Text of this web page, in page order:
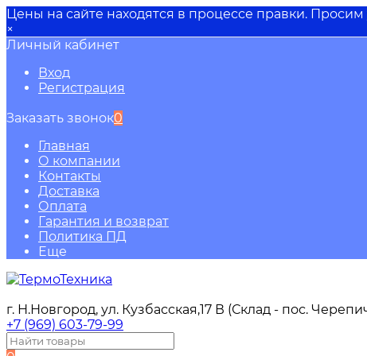
Цены на сайте находятся в процессе правки.
×
Личный кабинет
Вход
Регистрация
Заказать звонок0
Главная
О компании
Контакты
Доставка
Оплата
Гарантия и возврат
Политика ПД
Еще
г. Н.Новгород, ул. Кузбасская,17 В (Склад - пос.
+7 (969) 603-79-99